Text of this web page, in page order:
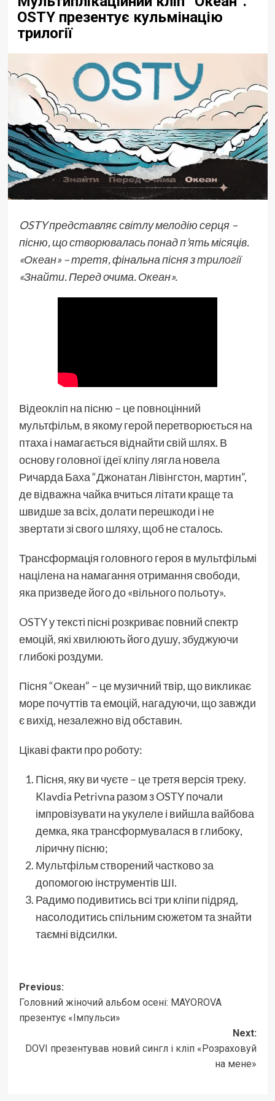
OSTY презентує кульмінацію
трилогії
OSTYпредставляє світлу мелодію серця –
пісню, що створювалась понад п’ять місяців.
«Океан» – третя, фінальна пісня зтрилогії
«Знайти. Перед очима. Океан».
Відеокліп на пісню – це повноцінний
мультфільм, в якому герой перетворюється на
птаха і намагається віднайти свій шлях. В
основу головної ідеї кліпу лягла новела
Ричарда Баха “Джонатан Лівінгстон, мартин”,
де відважна чайка вчиться літати краще та
швидше за всіх, долати перешкоди і не
звертати зі свого шляху, щоб не сталось.
Трансформація головного героя в мультфільмі
націлена на намагання отримання свободи,
яка призведе його до «вільного польоту».
OSTYу тексті пісні розкриває повний спектр
емоцій, які хвилюють його душу, збуджуючи
глибокі роздуми.
Пісня “Океан” – це музичний твір, що викликає
море почуттів та емоцій, нагадуючи, що завжди
є вихід, незалежно від обставин.
Цікаві факти про роботу:
Пісня, яку ви чуєте – це третя версія треку.
Klavdia Petrivna разом з OSTY почали
імпровізувати на укулеле і вийшла вайбова
демка, яка трансформувалася в глибоку,
ліричну пісню;
Мультфільм створений частково за
допомогою інструментів ШІ.
Радимо подивитись всі три кліпи підряд,
насолодитись спільним сюжетом та знайти
таємні відсилки.
Post
navigation
Previous:
Головний жіночий альбом осені: MAYOROVA
презентує «Імпульси»
Next:
DOVI презентував новий сингл і кліп «Розраховуй
на мене»